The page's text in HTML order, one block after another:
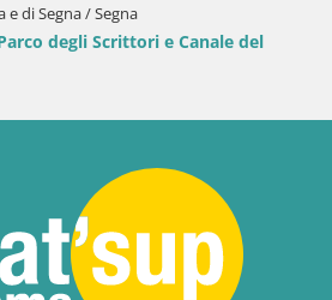
di Segna / Segna
degli Scrittori e Canale del